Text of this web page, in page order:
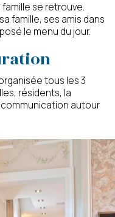
se retrouve.
famille, ses amis dans
le menu du jour.
tous les 3
résidents, la
autour